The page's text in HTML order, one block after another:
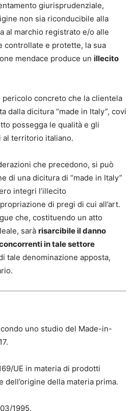
giurisprudenziale,
non sia riconducibile alla
al marchio registrato e/o alle
controllate e protette, la sua
mendace produce un illecito
concreto che la clientela
dalla dicitura “made in Italy”, covi
possegga le qualità e gli
territorio italiano.
che precedono, si può
di una dicitura di “made in Italy”
integri l’illecito
di pregi di cui all’art.
che, costituendo un atto
sarà risarcibile il danno
in tale settore
tale denominazione apposta,
uno studio del Made-in-
UE in materia di prodotti
dell’origine della materia prima.
1995.